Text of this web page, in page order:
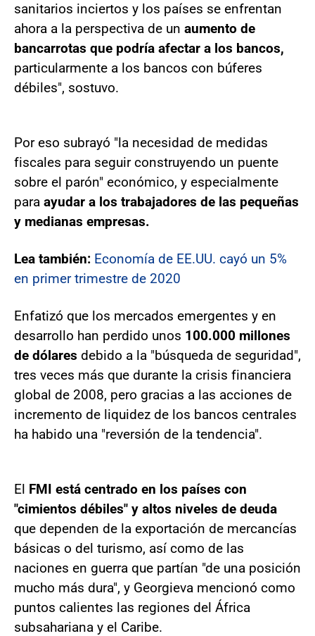
sanitarios inciertos y los países se enfrentan
ahora a la perspectiva de un aumento de
bancarrotas que podría afectar a los bancos,
particularmente a los bancos con búferes
débiles", sostuvo.
Por eso subrayó "la necesidad de medidas
fiscales para seguir construyendo un puente
sobre el parón" económico, y especialmente
para ayudar a los trabajadores de las pequeñas
y medianas empresas.
Lea también: Economía de EE.UU. cayó un 5%
en primer trimestre de 2020
Enfatizó que los mercados emergentes y en
desarrollo han perdido unos 100.000 millones
de dólares debido a la "búsqueda de seguridad",
tres veces más que durante la crisis financiera
global de 2008, pero gracias a las acciones de
incremento de liquidez de los bancos centrales
ha habido una "reversión de la tendencia".
El FMI está centrado en los países con
"cimientos débiles" y altos niveles de deuda
que dependen de la exportación de mercancías
básicas o del turismo, así como de las
naciones en guerra que partían "de una posición
mucho más dura", y Georgieva mencionó como
puntos calientes las regiones del África
subsahariana y el Caribe.